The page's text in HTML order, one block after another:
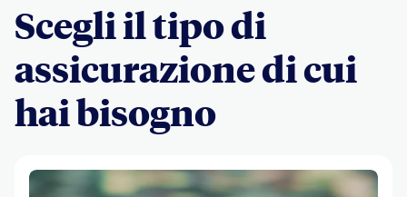
Scegli il tipo di
assicurazione di cui
hai bisogno